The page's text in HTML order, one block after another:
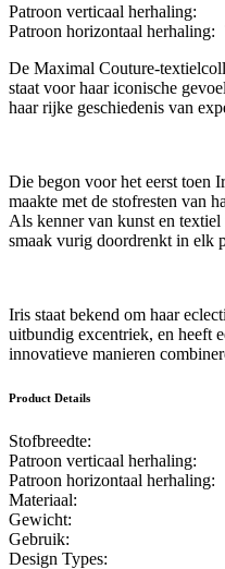
Patroon verticaal herhaling:
Patroon horizontaal herhaling:
De Maximal Couture-
staat voor haar iconische
haar rijke geschiedenis van
Die begon voor het eerst toen
maakte met de stofresten van
Als kenner van kunst en
smaak vurig doordrenkt in elk
Iris staat bekend om haar
uitbundig excentriek, en heeft
innovatieve manieren
Product Details
Stofbreedte:
Patroon verticaal
Patroon horizontaal
Materiaal: 55%
Gewicht: 11.5
Gebruik:
Design Types: